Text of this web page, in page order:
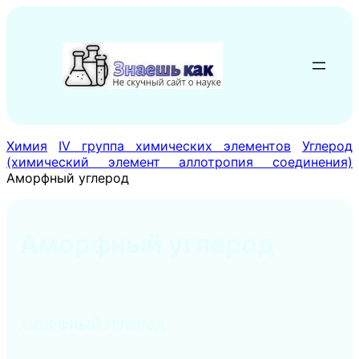
содержимому
Химия IV группа химических элементов
Углерод
(химический элемент аллотропия соединения)
Аморфный углерод